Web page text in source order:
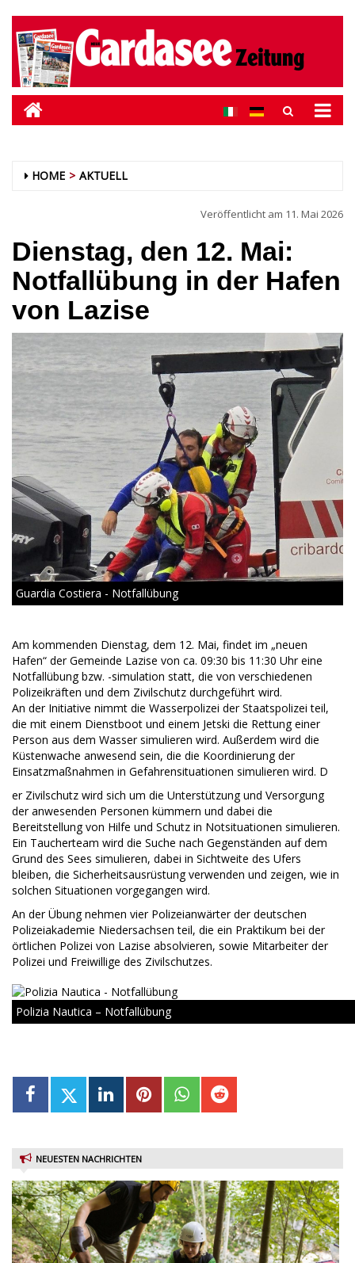
HOME AKTUELL
Veröffentlicht am 11. Mai 2026
Dienstag, den 12. Mai:
Notfallübung in der Hafen
von Lazise
Guardia Costiera - Notfallübung
Am kommenden Dienstag, dem 12. Mai, findet im „neuen
Hafen“ der Gemeinde Lazise von ca. 09:30 bis 11:30 Uhr eine
Notfallübung bzw. -simulation statt, die von verschiedenen
Polizeikräften und dem Zivilschutz durchgeführt wird.
An der Initiative nimmt die Wasserpolizei der Staatspolizei teil,
die mit einem Dienstboot und einem Jetski die Rettung einer
Person aus dem Wasser simulieren wird. Außerdem wird die
Küstenwache anwesend sein, die die Koordinierung der
Einsatzmaßnahmen in Gefahrensituationen simulieren wird. D
er Zivilschutz wird sich um die Unterstützung und Versorgung
der anwesenden Personen kümmern und dabei die
Bereitstellung von Hilfe und Schutz in Notsituationen simulieren.
Ein Taucherteam wird die Suche nach Gegenständen auf dem
Grund des Sees simulieren, dabei in Sichtweite des Ufers
bleiben, die Sicherheitsausrüstung verwenden und zeigen, wie in
solchen Situationen vorgegangen wird.
An der Übung nehmen vier Polizeianwärter der deutschen
Polizeiakademie Niedersachsen teil, die ein Praktikum bei der
örtlichen Polizei von Lazise absolvieren, sowie Mitarbeiter der
Polizei und Freiwillige des Zivilschutzes.
Polizia Nautica – Notfallübung
NEUESTEN NACHRICHTEN